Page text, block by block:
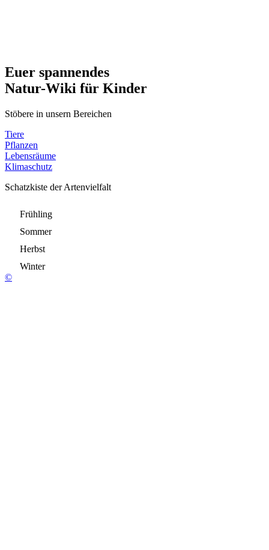
Euer spannendes
Natur-Wiki für Kinder
Stöbere in unsern Bereichen
Tiere
Pflanzen
Lebensräume
Klimaschutz
Schatzkiste der Artenvielfalt
Frühling
Sommer
Herbst
Winter
©